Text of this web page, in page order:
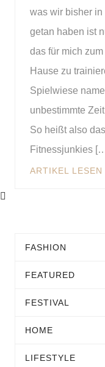
was wir bisher
getan haben ist
das für mich
Hause zu
Spielwiese
unbestimmte
So heißt also
Fitnessjunkies
ARTIKEL LESEN
FASHION
FEATURED
FESTIVAL
HOME
LIFESTYLE